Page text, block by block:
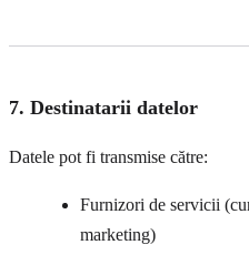
7. Destinatarii datelor
Datele pot fi transmise către:
Furnizori de servicii
marketing)